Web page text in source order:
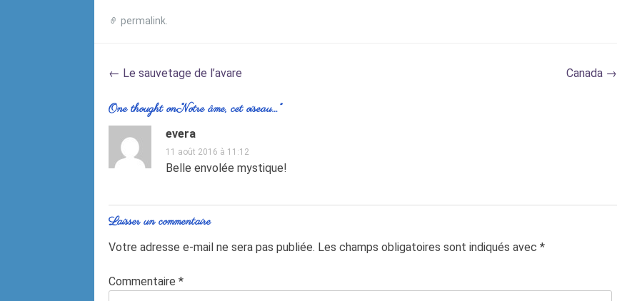
permalink
Post
← Le sauvetage de l’avare Canada →
One thought on “Notre âme, cet oiseau…”
evera
11 août 2016 à 11:12
Belle envolée mystique!
Laisser un commentaire
Votre adresse e-mail ne sera pas publiée. Les champs obligatoires sont indiqués avec *
Commentaire *